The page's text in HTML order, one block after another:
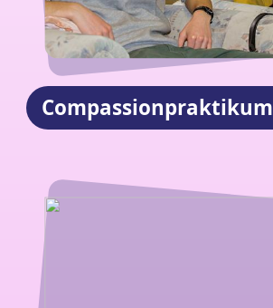
Compassionpraktikum